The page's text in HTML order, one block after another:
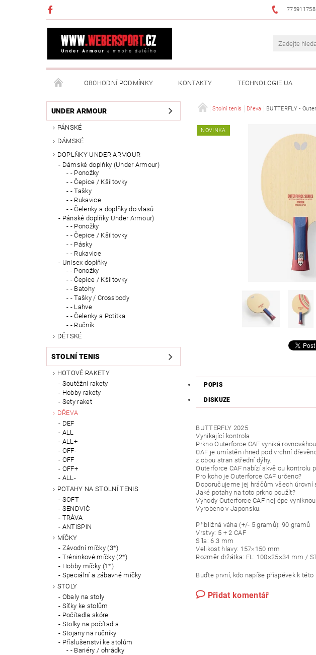
775911758
OBCHODNÍ PODMÍNKY KONTAKTY TECHNOLOGIE UA
NAPIŠTE NÁM MOJE OBJEDNÁVKA
UNDER ARMOUR
PÁNSKÉ
DÁMSKÉ
DOPLŇKY UNDER ARMOUR
Dámské doplňky (Under Armour)
- Ponožky
- Čepice / Kšiltovky
- Tašky
- Rukavice
- Čelenky a doplňky do vlasů
Pánské doplňky Under Armour)
- Ponožky
- Čepice / Kšiltovky
- Pásky
- Rukavice
Unisex doplňky
- Ponožky
- Čepice / Kšiltovky
- Batohy
- Tašky / Crossbody
- Lahve
- Čelenky a Potítka
- Ručník
DĚTSKÉ
STOLNÍ TENIS
HOTOVÉ RAKETY
Soutěžní rakety
Hobby rakety
Sety raket
DŘEVA
DEF
ALL
ALL+
OFF-
OFF
OFF+
ALL-
POTAHY NA STOLNÍ TENIS
SOFT
SENDVIČ
TRÁVA
ANTISPIN
MÍČKY
Závodní míčky (3*)
Tréninkové míčky (2*)
Hobby míčky (1*)
Speciální a zábavné míčky
STOLY
Obaly na stoly
Síťky ke stolům
Počítadla skóre
Stolky na počítadla
Stojany na ručníky
Příslušenství ke stolům
- Bariéry / ohrádky
Stolní tenis Dřeva BUTTERFLY -
NOVINKA
POPIS
DISKUZE
BUTTERFLY 2025
Vynikající kontrola
Prkno Outerforce CAF vyniká
CAF je umístěn ihned pod vrchní
z obou stran střední dýhy.
Outerforce CAF nabízí skvělou kontrolu
Pro koho je Outerforce CAF určeno?
Doporučujeme jej hráčům všech úrovní
Jaké potahy na toto prkno použít?
Výhody Outerforce CAF nejlépe
Vyrobeno v Japonsku.
Přibližná váha (+/- 5 gramů): 90 gramů
Vrstvy: 5 + 2 CAF
Síla: 6.3 mm
Velikost hlavy: 157×150 mm
Rozměr držátka: FL: 100×25×34 mm /
Buďte první, kdo napíše příspěvek k této
Přidat komentář